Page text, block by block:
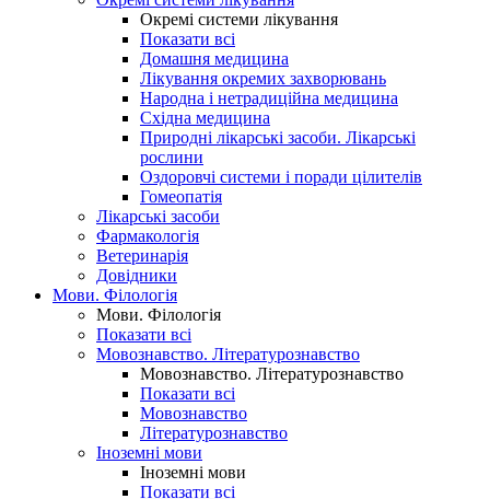
Окремі системи лікування
Показати всі
Домашня медицина
Лікування окремих захворювань
Народна і нетрадиційна медицина
Східна медицина
Природні лікарські засоби. Лікарські
рослини
Оздоровчі системи і поради цілителів
Гомеопатія
Лікарські засоби
Фармакологія
Ветеринарія
Довідники
Мови. Філологія
Мови. Філологія
Показати всі
Мовознавство. Літературознавство
Мовознавство. Літературознавство
Показати всі
Мовознавство
Літературознавство
Іноземні мови
Іноземні мови
Показати всі